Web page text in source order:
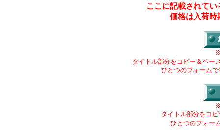
ここに記載されて
価格は入荷時
タイトル部分をコピー＆ペー
ひとつのフォーム
タイトル部分をコ
ひとつのフォー